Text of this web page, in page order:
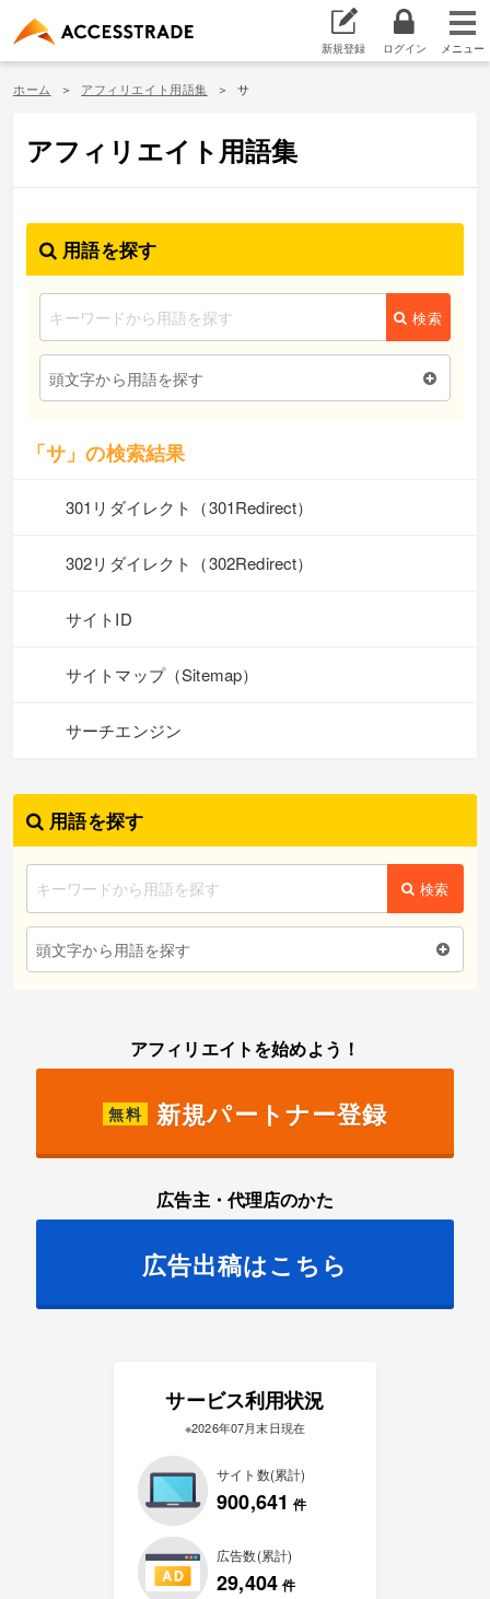
新規登録 ログイン
ホーム アフィリエイト用語集 サ
アフィリエイト用語集
用語を探す
検索
頭文字から用語を探す
「サ」の検索結果
301リダイレクト（301Redirect）
302リダイレクト（302Redirect）
サイトID
サイトマップ（Sitemap）
サーチエンジン
用語を探す
検索
頭文字から用語を探す
アフィリエイトを始めよう！
無料 新規パートナー登録
広告主・代理店のかた
広告出稿はこちら
サービス利用状況
※2026年07月末日現在
サイト数(累計)
900,641 件
広告数(累計)
29,404 件